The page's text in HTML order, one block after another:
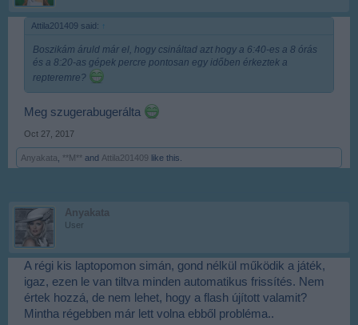
Attila201409 said: ↑
Boszikám áruld már el, hogy csináltad azt hogy a 6:40-es a 8 órás
és a 8:20-as gépek percre pontosan egy időben érkeztek a
repteremre?
Meg szugerabugerálta
Oct 27, 2017
Anyakata **M** and Attila201409 like this.
Anyakata
User
A régi kis laptopomon simán, gond nélkül működik a játék,
igaz, ezen le van tiltva minden automatikus frissítés. Nem
értek hozzá, de nem lehet, hogy a flash újított valamit?
Mintha régebben már lett volna ebből probléma..